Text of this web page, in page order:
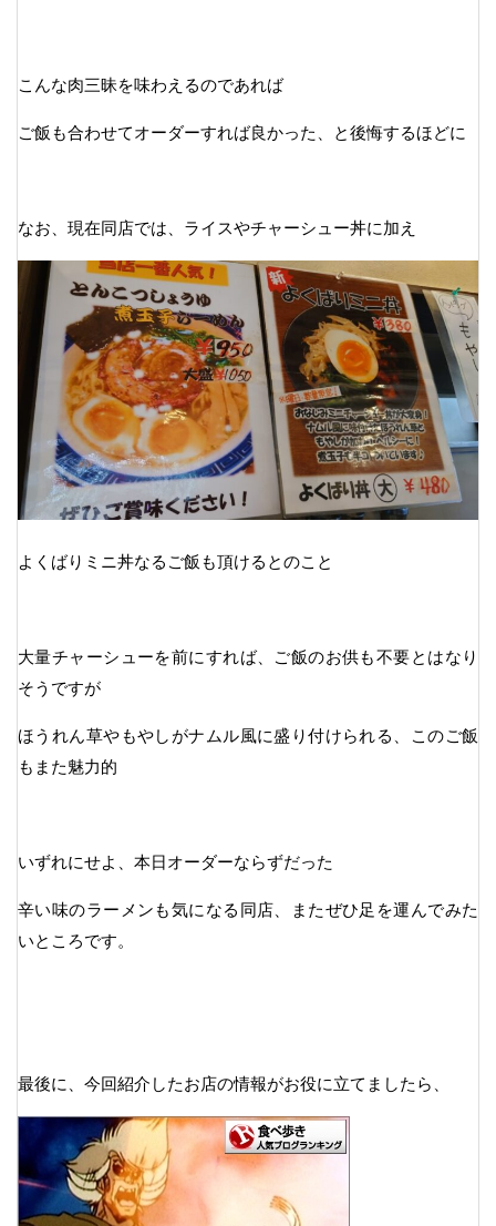
こんな肉三昧を味わえるのであれば
ご飯も合わせてオーダーすれば良かった、と後悔するほどに
なお、現在同店では、ライスやチャーシュー丼に加え
よくばりミニ丼なるご飯も頂けるとのこと
大量チャーシューを前にすれば、ご飯のお供も不要とはなり
そうですが
ほうれん草やもやしがナムル風に盛り付けられる、このご飯
もまた魅力的
いずれにせよ、本日オーダーならずだった
辛い味のラーメンも気になる同店、またぜひ足を運んでみた
いところです。
最後に、今回紹介したお店の情報がお役に立てましたら、